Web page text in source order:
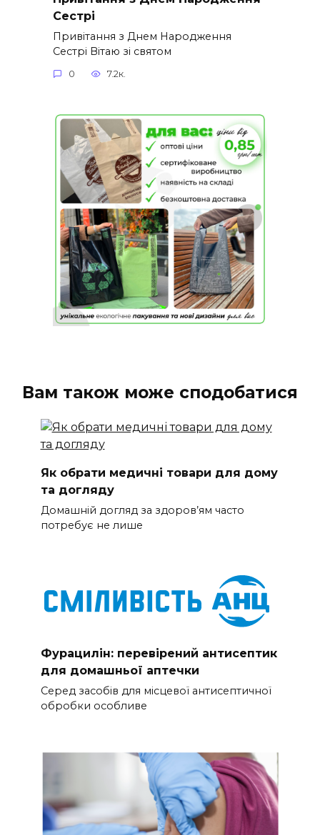
Сестрі
Привітання з Днем Народження
Сестрі Вітаю зі святом
0 7.2к.
Вам також може сподобатися
Як обрати медичні товари для дому
та догляду
Домашній догляд за здоров’ям часто
потребує не лише
Фурацилін: перевірений антисептик
для домашньої аптечки
Серед засобів для місцевої антисептичної
обробки особливе